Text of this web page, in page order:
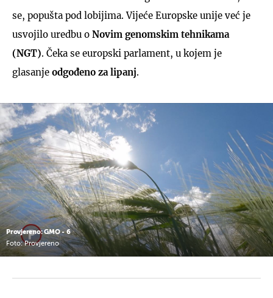
se, popušta pod lobijima. Vijeće Europske unije već je
usvojilo uredbu o Novim genomskim tehnikama
(NGT). Čeka se europski parlament, u kojem je
glasanje odgođeno za lipanj.
Provjereno: GMO - 6
Foto: Provjereno